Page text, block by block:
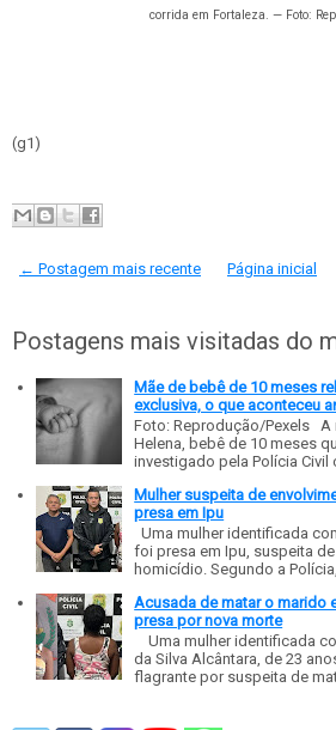
corrida em Fortaleza. — Foto:
(g1)
← Postagem mais recente Página inicial
Postagens mais visitadas do
Mãe de bebê de 10 meses
exclusiva, o que aconteceu
Foto: Reprodução/Pexels A
Helena, bebê de 10 meses
investigado pela Polícia Civil
Mulher suspeita de
presa em Ipu
Uma mulher identificada
foi presa em Ipu, suspeita
homicídio. Segundo a
Acusada de matar o marido
presa por nova morte
Uma mulher identificada
da Silva Alcântara, de 23
flagrante por suspeita de